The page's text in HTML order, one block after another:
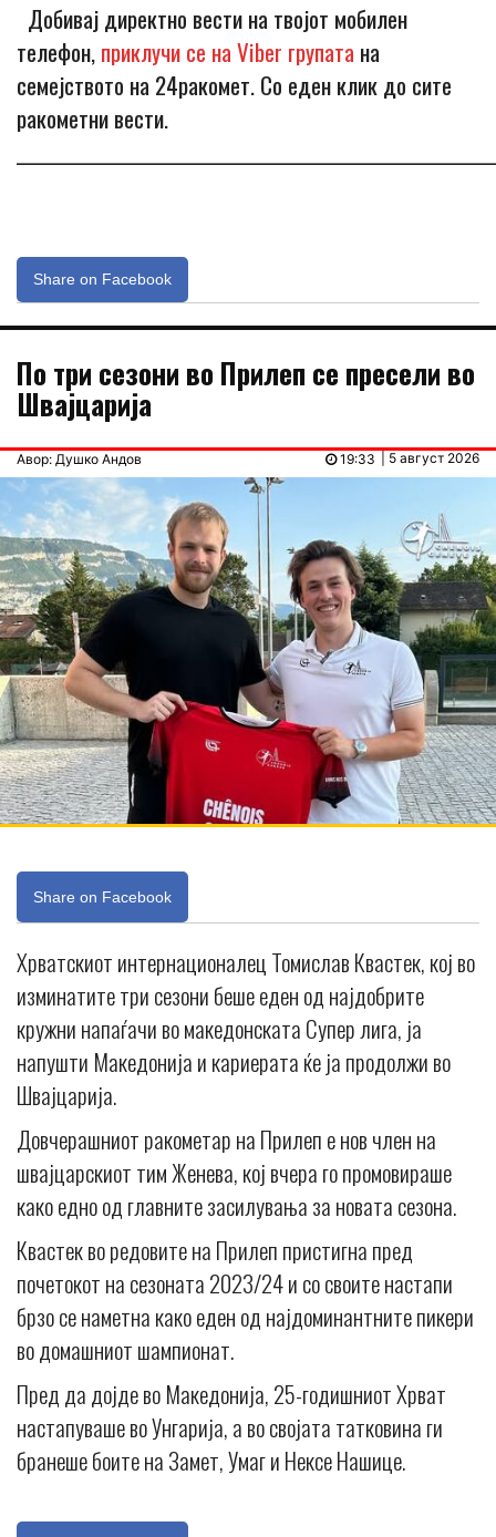
Добивај директно вести на твојот мобилен
телефон,приклучи се на Viber групата на
семејството на 24ракомет. Со еден клик до сите
ракометни вести.
Share on Facebook
По три сезони во Прилеп се пресели во
Швајцарија
Авор: Душко Андов | 5 август 2026
19:33
Share on Facebook
Хрватскиот интернационалец Томислав Квастек, кој во
изминатите три сезони беше еден од најдобрите
кружни напаѓачи во македонската Супер лига, ја
напушти Македонија и кариерата ќе ја продолжи во
Швајцарија.
Довчерашниот ракометар на Прилеп е нов член на
швајцарскиот тим Женева, кој вчера го промовираше
како едно од главните засилувања за новата сезона.
Квастек во редовите на Прилеп пристигна пред
почетокот на сезоната 2023/24 и со своите настапи
брзо се наметна како еден од најдоминантните пикери
во домашниот шампионат.
Пред да дојде во Македонија, 25-годишниот Хрват
настапуваше во Унгарија, а во својата татковина ги
бранеше боите на Замет, Умаг и Нексе Нашице.